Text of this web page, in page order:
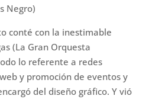
Negro)
conté con la inestimable
(La Gran Orquesta
lo referente a redes
y promoción de eventos y
del diseño gráfico. Y vió